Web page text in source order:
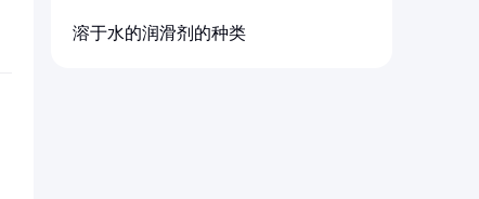
溶于水的润滑剂的种类